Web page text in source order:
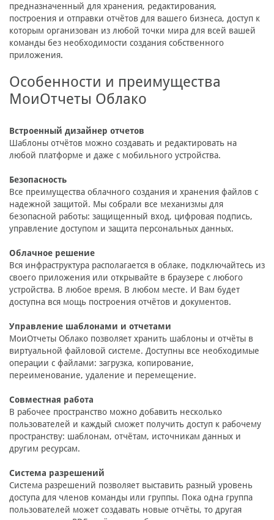
предназначенный для хранения, редактирования,
построения и отправки отчётов для вашего бизнеса, доступ к
которым организован из любой точки мира для всей вашей
команды без необходимости создания собственного
приложения.
Особенности и преимущества
МоиОтчеты Облако
Встроенный дизайнер отчетов
Шаблоны отчётов можно создавать и редактировать на
любой платформе и даже с мобильного устройства.
Безопасность
Все преимущества облачного создания и хранения файлов с
надежной защитой. Мы собрали все механизмы для
безопасной работы: защищенный вход, цифровая подпись,
управление доступом и защита персональных данных.
Облачное решение
Вся инфраструктура располагается в облаке, подключайтесь из
своего приложения или открывайте в браузере с любого
устройства. В любое время. В любом месте. И Вам будет
доступна вся мощь построения отчётов и документов.
Управление шаблонами и отчетами
МоиОтчеты Облако позволяет хранить шаблоны и отчёты в
виртуальной файловой системе. Доступны все необходимые
операции с файлами: загрузка, копирование,
переименование, удаление и перемещение.
Совместная работа
В рабочее пространство можно добавить несколько
пользователей и каждый сможет получить доступ к рабочему
пространству: шаблонам, отчётам, источникам данных и
другим ресурсам.
Система разрешений
Система разрешений позволяет выставить разный уровень
доступа для членов команды или группы. Пока одна группа
пользователей может создавать новые отчёты, то другая